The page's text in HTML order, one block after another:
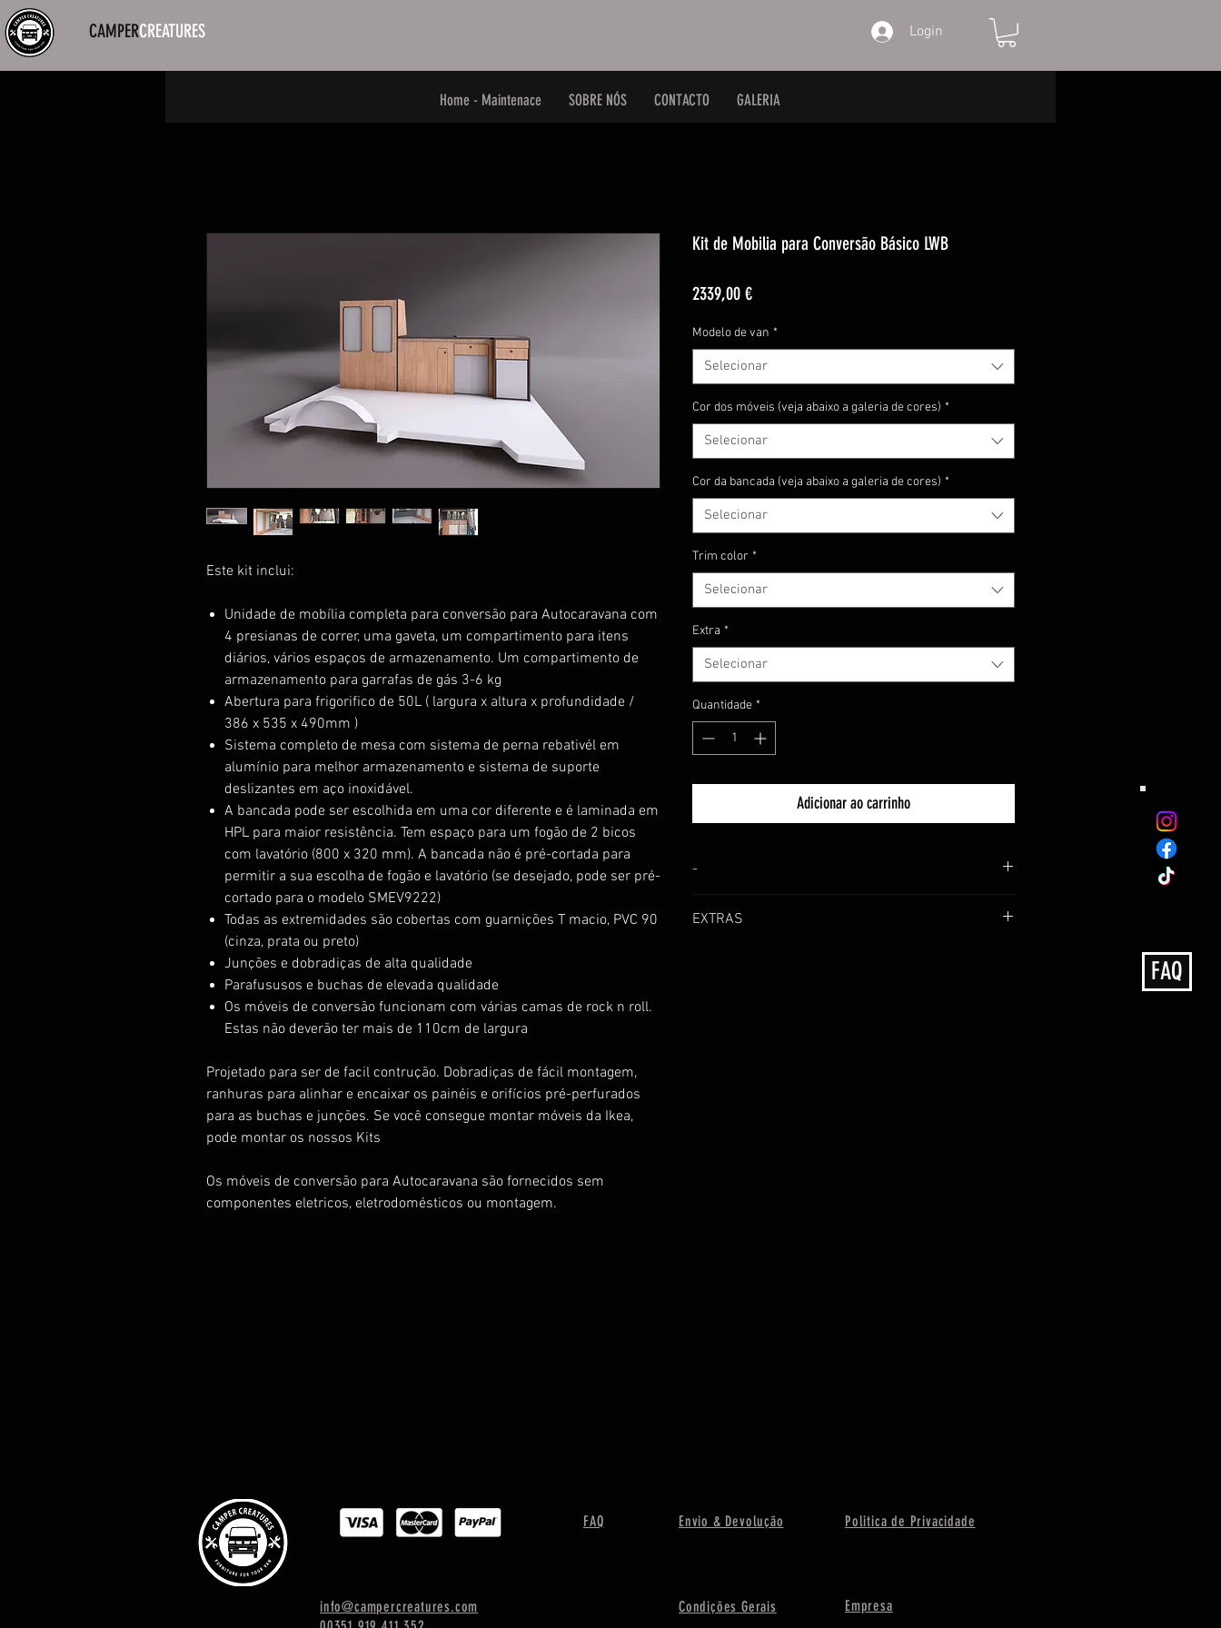
CAMPERCREATURES Login
Home - Maintenace SOBRE NÓS CONTACTO GALERIA
FAQ
Este kit inclui:
Unidade de mobília completa para conversão para Autocaravana com
4 presianas de correr, uma gaveta, um compartimento para itens
diários, vários espaços de armazenamento. Um compartimento de
armazenamento para garrafas de gás 3-6 kg
Abertura para frigorifico de 50L ( largura x altura x profundidade /
386 x 535 x 490mm )
Sistema completo de mesa com sistema de perna rebativél em
alumínio para melhor armazenamento e sistema de suporte
deslizantes em aço inoxidável.
A bancada pode ser escolhida em uma cor diferente e é laminada em
HPL para maior resistência. Tem espaço para um fogão de 2 bicos
com lavatório (800 x 320 mm). A bancada não é pré-cortada para
permitir a sua escolha de fogão e lavatório (se desejado, pode ser pré-
cortado para o modelo SMEV9222)
Todas as extremidades são cobertas com guarnições T macio, PVC 90
(cinza, prata ou preto)
Junções e dobradiças de alta qualidade
Parafususos e buchas de elevada qualidade
Os móveis de conversão funcionam com várias camas de rock n roll.
Estas não deverão ter mais de 110cm de largura
Projetado para ser de facil contrução. Dobradiças de fácil montagem,
ranhuras para alinhar e encaixar os painéis e orifícios pré-perfurados
para as buchas e junções. Se você consegue montar móveis da Ikea,
pode montar os nossos Kits
Os móveis de conversão para Autocaravana são fornecidos sem
componentes eletricos, eletrodomésticos ou montagem.
Kit de Mobilia para Conversão Básico LWB
2339,00 €Preço
Modelo de van *
Selecionar
Cor dos móveis (veja abaixo a galeria de cores) *
Selecionar
Cor da bancada (veja abaixo a galeria de cores) *
Selecionar
Trim color *
Selecionar
Extra *
Selecionar
Quantidade *
Adicionar ao carrinho
-
EXTRAS
FAQ Envio & Devolução Politica de Privacidade
info@campercreatures.com
Condições Gerais Empresa